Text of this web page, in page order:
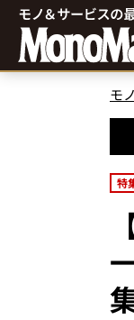
モ
特